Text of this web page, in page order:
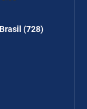
OS
VÁLIDOS NO
(728)